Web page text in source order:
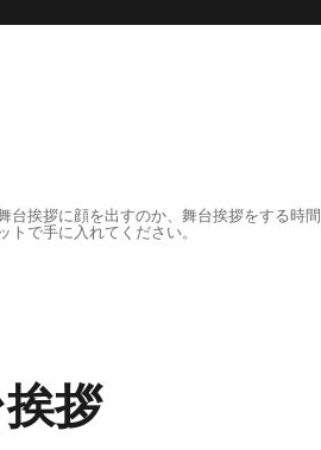
挨拶に顔を出すのか、舞台挨拶をする時
で手に入れてください。
拶